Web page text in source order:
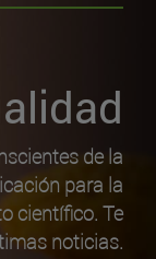
de la
para la
científico. Te
noticias.